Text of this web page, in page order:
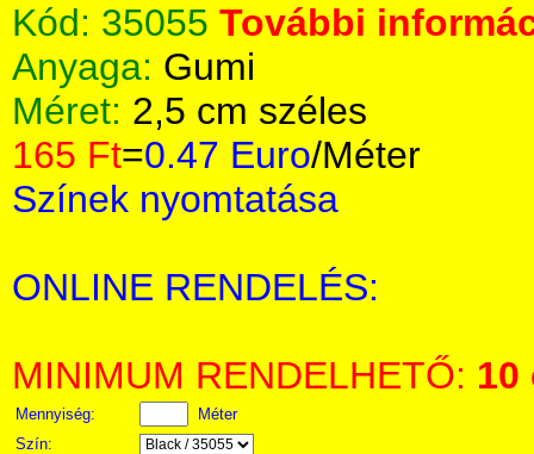
Kód: 35055 További
Anyaga: Gumi
Méret: 2,5 cm széles
165 Ft=0.47 Euro/Méter
Színek nyomtatása
ONLINE RENDELÉS:
MINIMUM RENDELHETŐ: 10
Mennyiség:
Méter
Szín: